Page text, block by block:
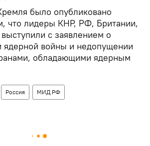
было опубликовано
что лидеры КНР, РФ, Британии,
с заявлением о
ядерной войны и недопущении
обладающими ядерным
Россия МИД РФ